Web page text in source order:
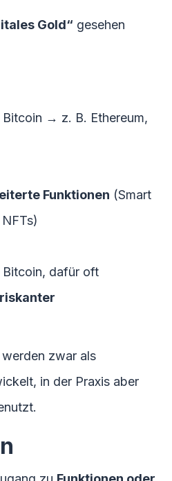
Gold“ gesehen
→ z. B. Ethereum,
Funktionen (Smart
Bitcoin, dafür oft
zwar als
in der Praxis aber